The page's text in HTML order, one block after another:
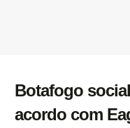
Botafogo
acordo com